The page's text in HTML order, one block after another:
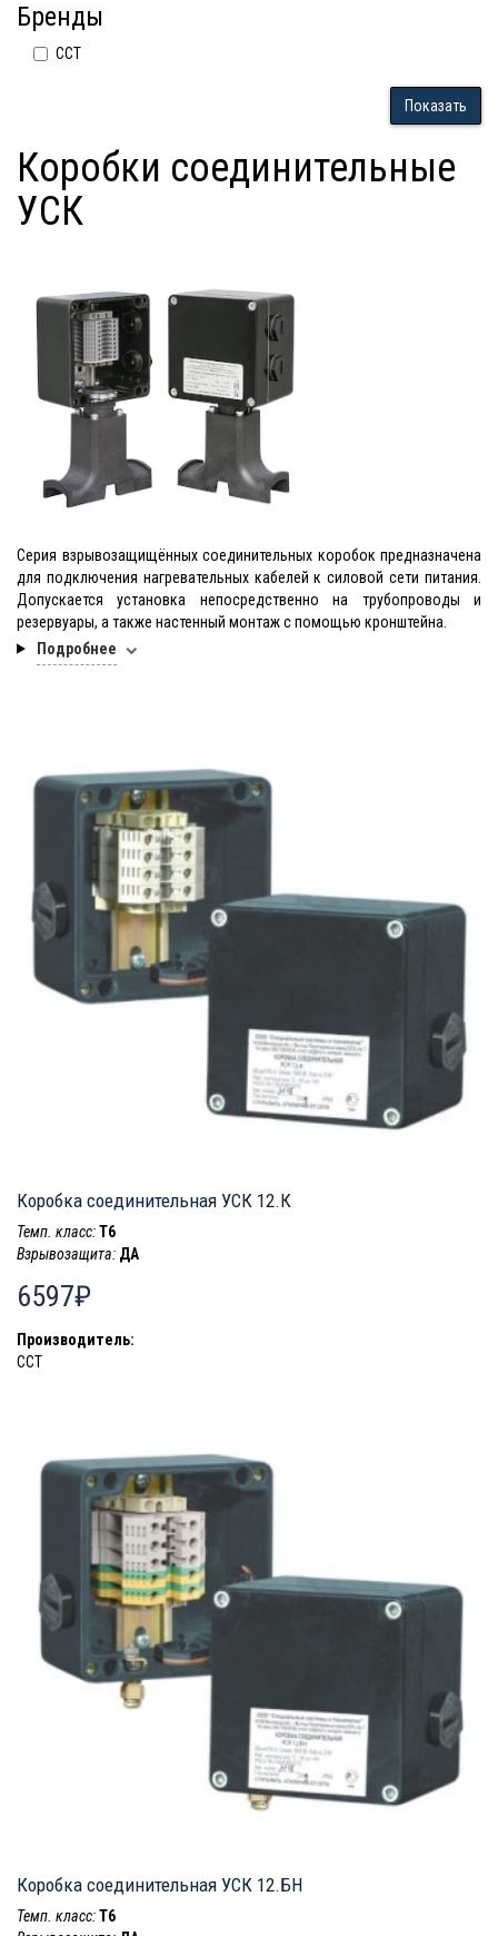
Бренды
ССТ
Показать
Коробки соединительные
УСК
Серия взрывозащищённых соединительных коробок предназначена
для подключения нагревательных кабелей к силовой сети питания.
Допускается установка непосредственно на трубопроводы и
резервуары, а также настенный монтаж с помощью кронштейна.
Подробнее
Коробка соединительная УСК 12.К
Темп. класс:T6
Взрывозащита: ДА
6597₽
Производитель:
ССТ
Коробка соединительная УСК 12.БН
Темп. класс:T6